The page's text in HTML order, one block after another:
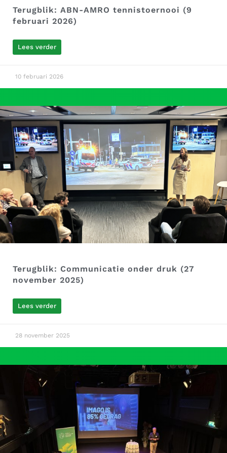
Terugblik: ABN-AMRO tennistoernooi (9
februari 2026)
Lees verder
10 februari 2026
Terugblik: Communicatie onder druk (27
november 2025)
Lees verder
28 november 2025